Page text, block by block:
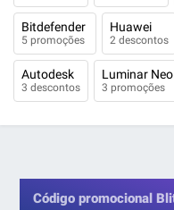
Bitdefender
5 promoções
Huawei
2 descontos
Autodesk
3 descontos
Luminar Neo
3 promoções
Código promocional